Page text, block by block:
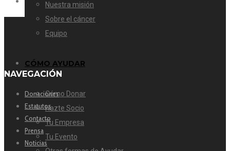
Nuestra misión
Sobre el cáncer
Equipo
CÓMO AYUDAR
Cómo Donar
Hazte Socio
Tu Empresa
Tu Evento
NAVEGACIÓN
Donaciones
Estatutos
Contacto
Prensa
Noticias